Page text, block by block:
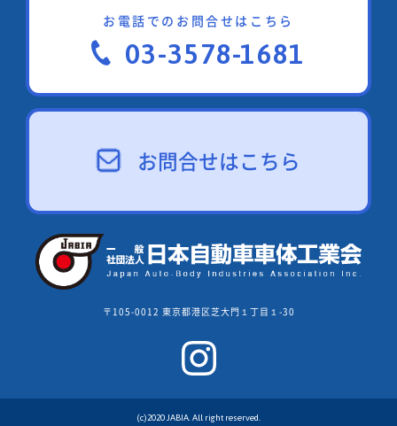
お電話でのお問合せはこちら
03-3578-1681
お問合せはこちら
〒105-0012 東京都港区芝大門１丁目１-30
(c)2020 JABIA. All right reserved.